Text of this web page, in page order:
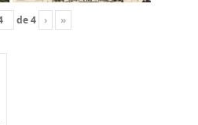
de4 › »